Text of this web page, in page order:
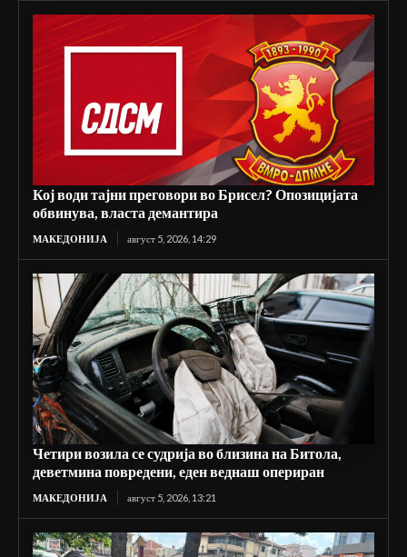
Кој води тајни преговори во Брисел? Опозицијата
обвинува, власта демантира
МАКЕДОНИЈА август 5, 2026, 14:29
Четири возила се судрија во близина на Битола,
деветмина повредени, еден веднаш опериран
МАКЕДОНИЈА август 5, 2026, 13:21